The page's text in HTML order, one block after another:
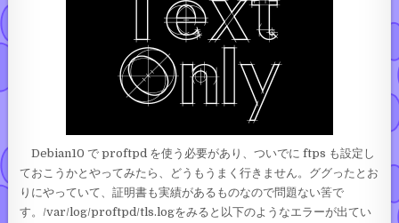
Debian10 で proftpd を使う必要があり、ついでに ftps も設定し
ておこうかとやってみたら、どうもうまく行きません。ググったとお
りにやっていて、証明書も実績があるものなので問題ない筈で
す。/var/log/proftpd/tls.logをみると以下のようなエラーが出てい